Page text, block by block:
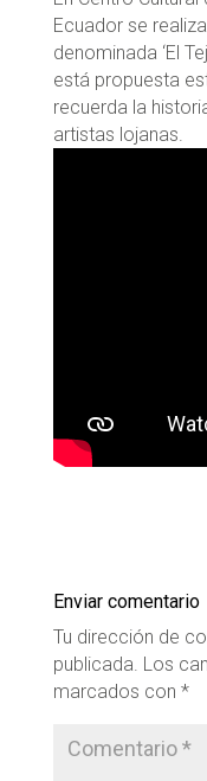
Ecuador se
denominada ‘El
está propuesta
recuerda la
artistas lojanas.
Enviar comentario
Tu dirección de
publicada. Los
marcados con *